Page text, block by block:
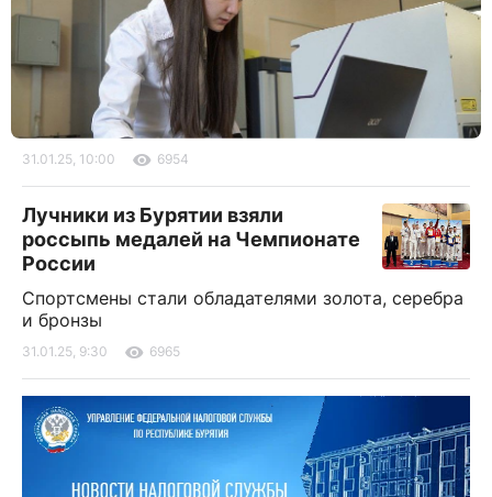
31.01.25, 10:00 6954
Лучники из Бурятии взяли
россыпь медалей на Чемпионате
России
Спортсмены стали обладателями золота, серебра
и бронзы
31.01.25, 9:30 6965